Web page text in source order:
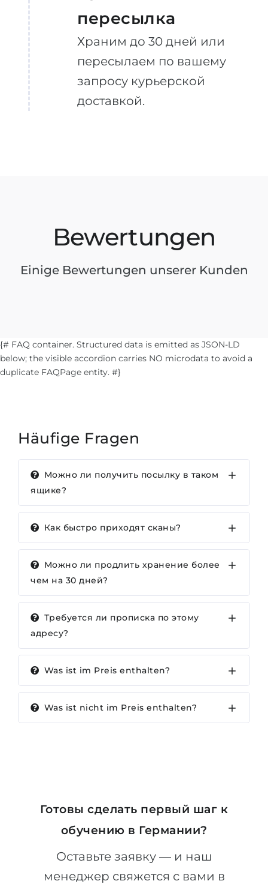
пересылка
Храним до 30 дней или
пересылаем по вашему
запросу курьерской
доставкой.
Bewertungen
Einige Bewertungen unserer Kunden
{# FAQ container. Structured data is emitted as JSON-LD
below; the visible accordion carries NO microdata to avoid a
duplicate FAQPage entity. #}
Häufige Fragen
Можно ли получить посылку в таком
ящике?
Как быстро приходят сканы?
Можно ли продлить хранение более
чем на 30 дней?
Требуется ли прописка по этому
адресу?
Was ist im Preis enthalten?
Was ist nicht im Preis enthalten?
Готовы сделать первый шаг к
обучению в Германии?
Оставьте заявку — и наш
менеджер свяжется с вами в